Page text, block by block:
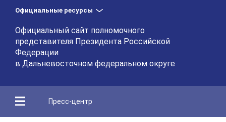
Официальные ресурсы
Официальный сайт полномочного
представителя Президента Российской
Федерации
в Дальневосточном федеральном округе
Пресс-центр